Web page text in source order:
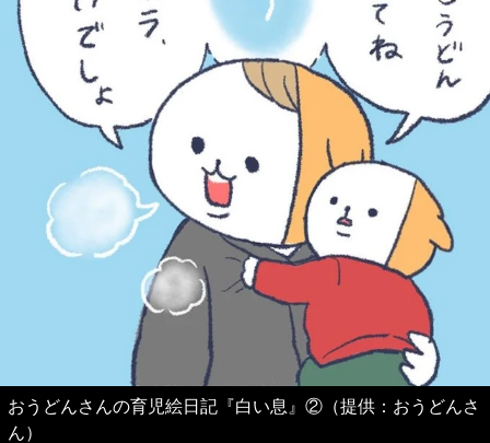
おうどんさんの育児絵日記『白い息』②（提供：おうどんさ
ん）